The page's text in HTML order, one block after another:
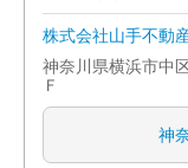
株式会社山手不動
神奈川県横浜市中
Ｆ
神